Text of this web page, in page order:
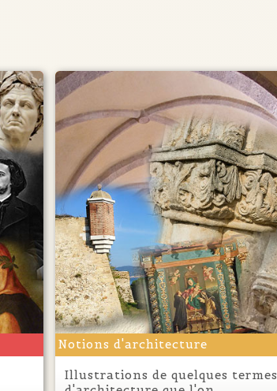
Notions d'architecture
Illustrations de quelques termes